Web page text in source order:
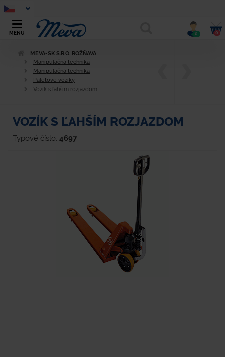
MENU 0 0
MEVA-SK S.R.O. ROŽŇAVA
Manipulačná technika
Manipulačná technika
Paletové vozíky
Vozík s ľahším rozjazdom
VOZÍK S ĽAHŠÍM ROZJAZDOM
Typové číslo: 4697